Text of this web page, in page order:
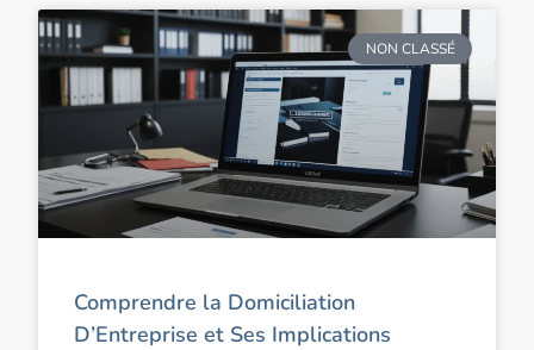
NON CLASSÉ
Comprendre la Domiciliation
D’Entreprise et Ses Implications